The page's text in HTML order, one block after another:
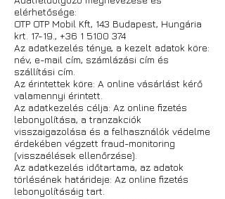
elérhetősége:
OTP OTP Mobil Kft, 143 Budapest, Hungária
krt. 17-19., +36 1 5100 374
Az adatkezelés ténye, a kezelt adatok köre:
név, e-mail cím, számlázási cím és
szállítási cím.
Az érintettek köre: A online vásárlást kérő
valamennyi érintett.
Az adatkezelés célja: Az online fizetés
lebonyolítása, a tranzakciók
visszaigazolása és a felhasználók védelme
érdekében végzett fraud-monitoring
(visszaélések ellenőrzése).
Az adatkezelés időtartama, az adatok
törlésének határideje: Az online fizetés
lebonyolításáig tart.